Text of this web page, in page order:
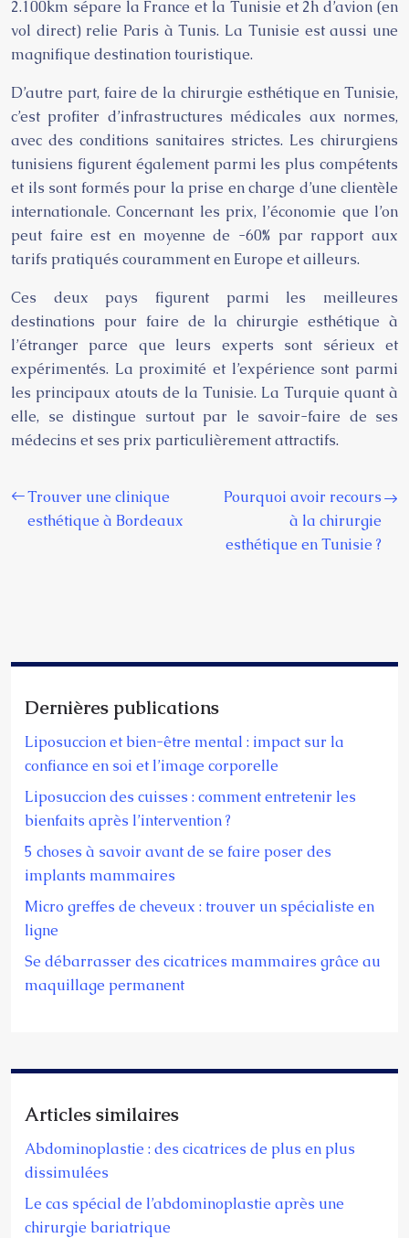
2.100km sépare la France et la Tunisie et 2h d’avion (en
vol direct) relie Paris à Tunis. La Tunisie est aussi une
magnifique destination touristique.
D’autre part, faire de la chirurgie esthétique en Tunisie,
c’est profiter d’infrastructures médicales aux normes,
avec des conditions sanitaires strictes. Les chirurgiens
tunisiens figurent également parmi les plus compétents
et ils sont formés pour la prise en charge d’une clientèle
internationale. Concernant les prix, l’économie que l’on
peut faire est en moyenne de -60% par rapport aux
tarifs pratiqués couramment en Europe et ailleurs.
Ces deux pays figurent parmi les meilleures
destinations pour faire de la chirurgie esthétique à
l’étranger parce que leurs experts sont sérieux et
expérimentés. La proximité et l’expérience sont parmi
les principaux atouts de la Tunisie. La Turquie quant à
elle, se distingue surtout par le savoir-faire de ses
médecins et ses prix particulièrement attractifs.
Trouver une clinique
esthétique à Bordeaux
Pourquoi avoir recours
à la chirurgie
esthétique en Tunisie ?
Dernières publications
Liposuccion et bien-être mental : impact sur la
confiance en soi et l’image corporelle
Liposuccion des cuisses : comment entretenir les
bienfaits après l’intervention ?
5 choses à savoir avant de se faire poser des
implants mammaires
Micro greffes de cheveux : trouver un spécialiste en
ligne
Se débarrasser des cicatrices mammaires grâce au
maquillage permanent
Articles similaires
Abdominoplastie : des cicatrices de plus en plus
dissimulées
Le cas spécial de l’abdominoplastie après une
chirurgie bariatrique